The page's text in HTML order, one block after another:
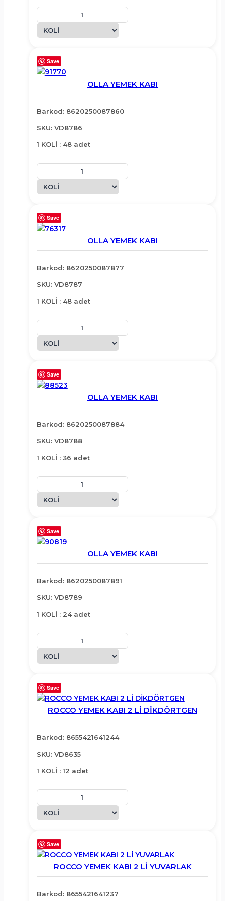
Save
OLLA YEMEK KABI
Barkod: 8620250087860
SKU: VD8786
1 KOLİ : 48 adet
Save
OLLA YEMEK KABI
Barkod: 8620250087877
SKU: VD8787
1 KOLİ : 48 adet
Save
OLLA YEMEK KABI
Barkod: 8620250087884
SKU: VD8788
1 KOLİ : 36 adet
Save
OLLA YEMEK KABI
Barkod: 8620250087891
SKU: VD8789
1 KOLİ : 24 adet
Save
ROCCO YEMEK KABI 2 Lİ DİKDÖRTGEN
Barkod: 8655421641244
SKU: VD8635
1 KOLİ : 12 adet
Save
ROCCO YEMEK KABI 2 Lİ YUVARLAK
Barkod: 8655421641237